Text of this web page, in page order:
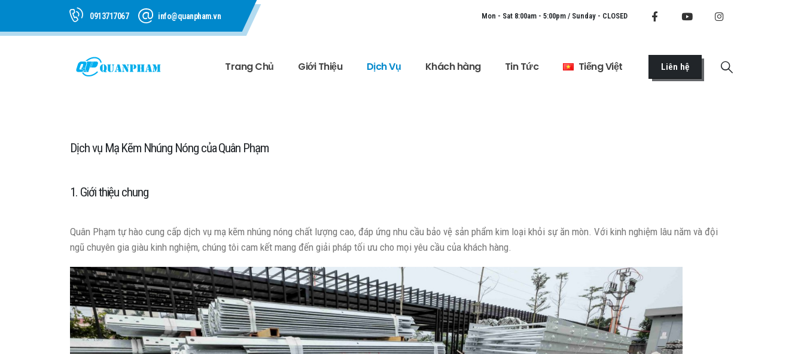
0913717067 info@quanpham.vn Mon - Sat 8:00am - 5:00pm / Sunday - CLOSED
Trang Chủ Giới Thiệu Dịch Vụ Khách hàng Tin Tức Tiếng Việt Liên hệ
Dịch vụ Mạ Kẽm Nhúng Nóng của Quân Phạm
1. Giới thiệu chung
Quân Phạm tự hào cung cấp dịch vụ mạ kẽm nhúng nóng chất lượng cao, đáp ứng nhu cầu bảo vệ sản phẩm kim loại khỏi sự ăn mòn. Với kinh nghiệm lâu năm và đội
ngũ chuyên gia giàu kinh nghiệm, chúng tôi cam kết mang đến giải pháp tối ưu cho mọi yêu cầu của khách hàng.